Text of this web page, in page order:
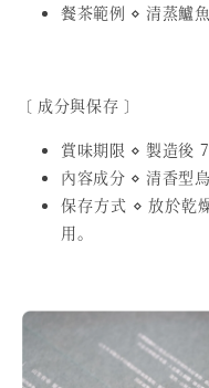
餐茶範例 ⋄ 清蒸鱸
〔 成分與保存 〕
賞味期限 ⋄ 製造後
內容成分 ⋄ 清香型
保存方式 ⋄ 放於乾
用。